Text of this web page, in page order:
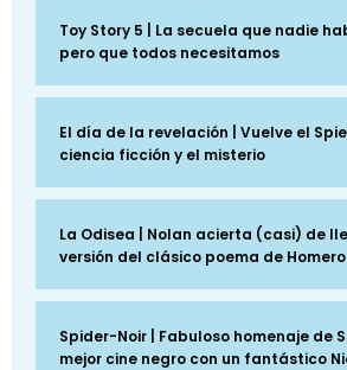
Toy Story 5 | La secuela que nadie
pero que todos necesitamos
El día de la revelación | Vuelve el
ciencia ficción y el misterio
La Odisea | Nolan acierta (casi) de
versión del clásico poema de Homero
Spider-Noir | Fabuloso homenaje de
mejor cine negro con un fantástico